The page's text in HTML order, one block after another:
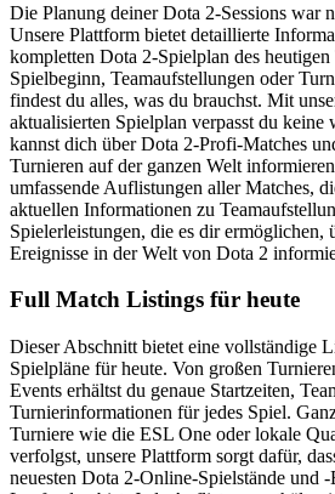
Die Planung deiner Dota 2-Sessions war
Unsere Plattform bietet detaillierte
kompletten Dota 2-Spielplan des
Spielbeginn, Teamaufstellungen oder
findest du alles, was du brauchst. Mit
aktualisierten Spielplan verpasst du keine
kannst dich über Dota 2-Profi-Matches
Turnieren auf der ganzen Welt
umfassende Auflistungen aller Matches,
aktuellen Informationen zu
Spielerleistungen, die es dir ermöglichen,
Ereignisse in der Welt von Dota 2
Full Match Listings für heute
Dieser Abschnitt bietet eine vollständige
Spielpläne für heute. Von großen
Events erhältst du genaue Startzeiten,
Turnierinformationen für jedes Spiel.
Turniere wie die ESL One oder lokale
verfolgst, unsere Plattform sorgt dafür,
neuesten Dota 2-Online-Spielstände und